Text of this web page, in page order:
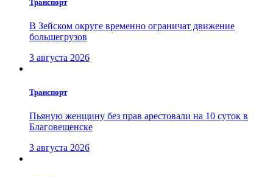
Транспорт
В Зейском округе временно ограничат движение
большегрузов
3 августа 2026
Транспорт
Пьяную женщину без прав арестовали на 10 суток в
Благовещенске
3 августа 2026